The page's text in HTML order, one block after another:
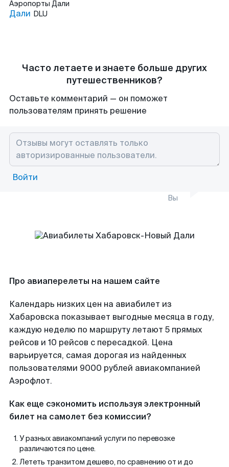
Аэропорты Дали
Дали DLU
Часто летаете и знаете больше других
путешественников?
Оставьте комментарий — он поможет
пользователям принять решение
Войти
Вы
Про авиаперелеты на нашем сайте
Календарь низких цен на авиабилет из
Хабаровска показывает выгодные месяца в году,
каждую неделю по маршруту летают 5 прямых
рейсов и 10 рейсов с пересадкой. Цена
варьируется, самая дорогая из найденных
пользователями 9000 рублей авиакомпанией
Аэрофлот.
Как еще сэкономить используя электронный
билет на самолет без комиссии?
У разных авиакомпаний услуги по перевозке
различаются по цене.
Лететь транзитом дешево, по сравнению от и до